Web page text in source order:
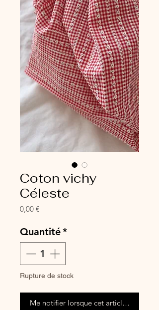
Coton vichy
Céleste
0,00 €Prix
Quantité*
Rupture de stock
Me notifier lorsque cet article est